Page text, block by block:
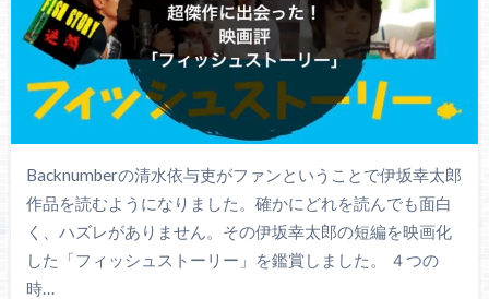
Backnumberの清水依与吏がファンということで伊坂幸太郎
作品を読むようになりました。確かにどれを読んでも面白
く、ハズレがありません。その伊坂幸太郎の短編を映画化
した「フィッシュストーリー」を鑑賞しました。 ４つの
時…